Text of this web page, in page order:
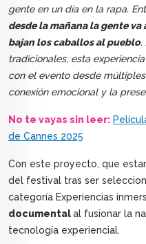
gente en un día en la rapa.
desde la mañana la gente
bajan los caballos al pueblo.
tradicionales, esta
con el evento desde
conexión emocional y la
No te vayas sin leer:
de Cannes 2025
Con este proyecto, que
del festival tras ser
categoría Experiencias
documentalal fusionar la
tecnología experiencial.